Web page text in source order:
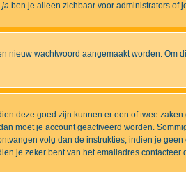
ja ben je alleen zichbaar voor administrators of
wachtwoord aangemaakt worden. Om
deze goed zijn kunnen er een of twee
moet je account geactiveerd worden.
volg dan de instrukties, indien je
je zeker bent van het emailadres contacteer